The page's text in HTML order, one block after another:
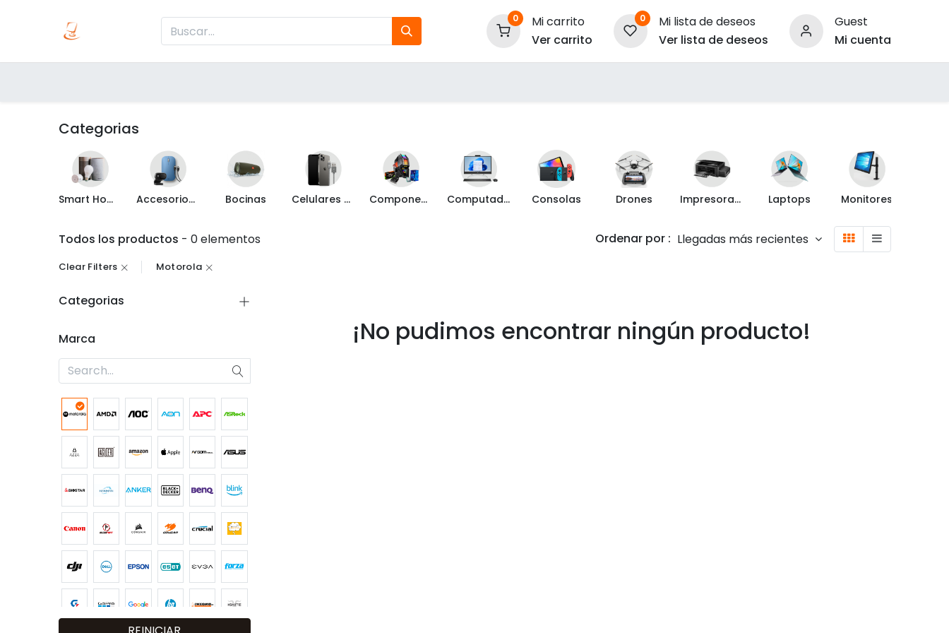
0
Mi carrito
Ver carrito
0
Mi lista de deseos
Ver lista de deseos
Guest
Mi cuenta
Categorias
Smart Home Accesorios de Computo Bocinas Celulares y Mas Componentes de PC Computadoras Consolas Drones Impresoras y Escáner Laptops Monitores
Todos los productos - 0 elementos Ordenar por : Llegadas más recientes
Clear Filters Motorola
Categorias
Marca ¡No pudimos encontrar ningún producto!